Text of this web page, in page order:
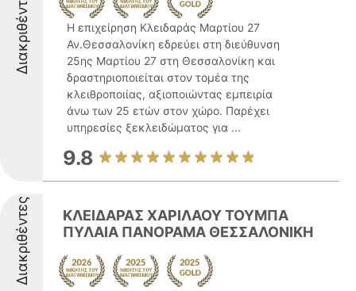
Διακριθέντες
Η επιχείρηση Κλειδαράς Μαρτίου 27
Αν.Θεσσαλονίκη εδρεύει στη διεύθυνση
25ης Μαρτίου 27 στη Θεσσαλονίκη και
δραστηριοποιείται στον τομέα της
κλειθροποιίας, αξιοποιώντας εμπειρία
άνω των 25 ετών στον χώρο. Παρέχει
υπηρεσίες ξεκλειδώματος για ...
9.8
Διακριθέντες
ΚΛΕΙΔΑΡΑΣ ΧΑΡΙΛΑΟΥ ΤΟΥΜΠΑ
ΠΥΛΑΙΑ ΠΑΝΟΡΑΜΑ ΘΕΣΣΑΛΟΝΙΚΗ